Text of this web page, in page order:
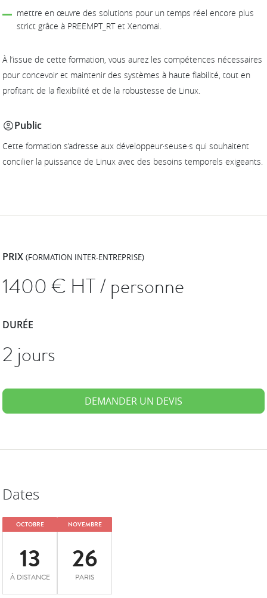
mettre en œuvre des solutions pour un temps réel encore plus
strict grâce à PREEMPT_RT et Xenomai.
À l’issue de cette formation, vous aurez les compétences nécessaires
pour concevoir et maintenir des systèmes à haute fiabilité, tout en
profitant de la flexibilité et de la robustesse de Linux.
Public
Cette formation s’adresse aux développeur·seuse·s qui souhaitent
concilier la puissance de Linux avec des besoins temporels exigeants.
PRIX(FORMATION INTER-ENTREPRISE)
1400€ HT / personne
DURÉE
2 jours
DEMANDER UN DEVIS
Dates
OCTOBRE
13
À DISTANCE
NOVEMBRE
26
PARIS